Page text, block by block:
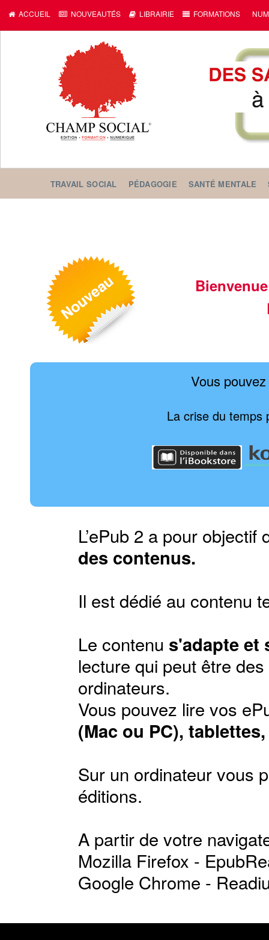
ACCUEIL NOUVEAUTÉS LIBRAIRIE FORMATIONS
TRAVAIL SOCIAL PÉDAGOGIE SANTÉ MENTALE
Vous
La crise du temps
L’ePub 2 a pour
des contenus.
Il est dédié au contenu
Le contenu s'adapte et
lecture qui peut être
ordinateurs.
Vous pouvez lire vos
(Mac ou PC),
Sur un ordinateur vous
éditions.
A partir de votre
Mozilla Firefox -
Google Chrome -